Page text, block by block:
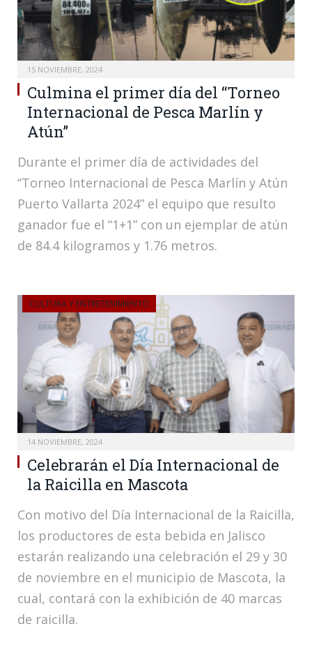
15 NOVIEMBRE, 2024
Culmina el primer día del “Torneo
Internacional de Pesca Marlín y
Atún”
Durante el primer día de actividades del
“Torneo Internacional de Pesca Marlín y Atún
Puerto Vallarta 2024” el equipo que resulto
ganador fue el “1+1” con un ejemplar de atún
de 84.4 kilogramos y 1.76 metros.
CULTURA Y ENTRETENIMIENTO
14 NOVIEMBRE, 2024
Celebrarán el Día Internacional de
la Raicilla en Mascota
Con motivo del Día Internacional de la Raicilla,
los productores de esta bebida en Jalisco
estarán realizando una celebración el 29 y 30
de noviembre en el municipio de Mascota, la
cual, contará con la exhibición de 40 marcas
de raicilla.